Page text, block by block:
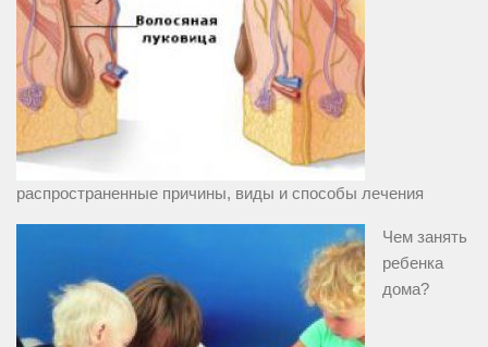
распространенные причины, виды и способы лечения
Чем занять
ребенка
дома?